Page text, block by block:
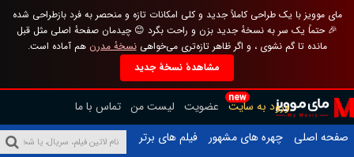
مای موویز با یک طراحی کاملاً جدید و کلی امکانات تازه و منحصر به فرد بازطراحی شده
🎉 حتماً یک سر به نسخهٔ جدید بزن و راحت بگرد 😊 چیدمان صفحهٔ اصلی مثل قبل
مانده تا گم نشوی ، و اگر ظاهر تازه‌تری می‌خواهینسخهٔ مدرن هم آماده است.
مشاهدهٔ نسخهٔ جدید
new
ورود به سایت عضویت لیست من تماس با ما
صفحه اصلی
چهره های مشهور
فیلم های برتر